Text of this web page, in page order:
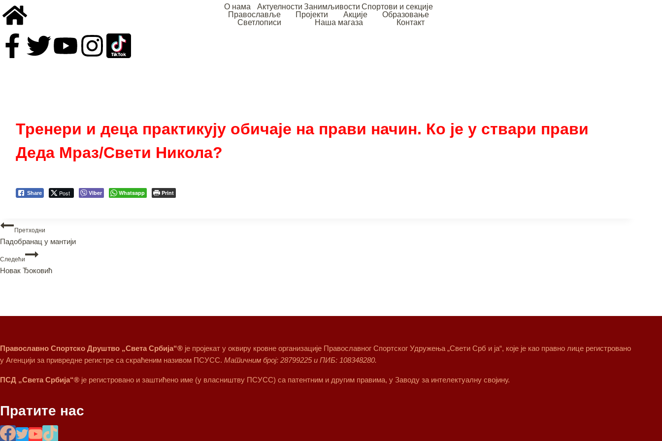
О нама Актуелности Занимљивости Спортови и секције
Православље
Пројекти Акције
Образовање
Светлописи
Наша магаза Контакт
Тренери и деца практикују обичаје на прави начин. Ко је у ствари прави
Деда Мраз/Свети Никола?
Share Post Viber Whatsapp Print
Претходни
Падобранац у мантији
Следећи
Новак Ђоковић
Православно Спортско Друштво „Света Србија“® је пројекат у оквиру кровне организације Православног Спортског Удружења „Свети Срб и ја“, које је као правно лице регистровано
у Агенцији за привредне регистре са скраћеним називом ПСУСС. Матичним број: 28799225 и ПИБ: 108348280.
ПСД „Света Србија“® је регистровано и заштићено име (у власништву ПСУСС) са патентним и другим правима, у Заводу за интелектуалну својину.
Пратите нас